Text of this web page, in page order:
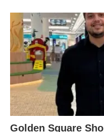
Golden Square